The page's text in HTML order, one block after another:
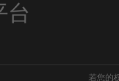
台
若您的